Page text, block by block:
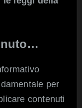
per
contenuti